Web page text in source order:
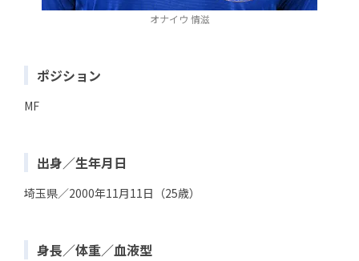
オナイウ 情滋
ポジション
MF
出身／生年月日
埼玉県／2000年11月11日（25歳）
身長／体重／血液型